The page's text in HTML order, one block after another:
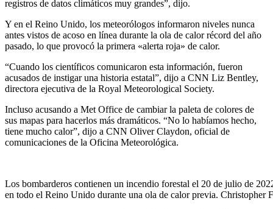
registros de datos climáticos muy grandes”, dijo.
Y en el Reino Unido, los meteorólogos informaron niveles nunca
antes vistos de acoso en línea durante la ola de calor récord del año
pasado, lo que provocó la primera «alerta roja» de calor.
“Cuando los científicos comunicaron esta información, fueron
acusados ​​de instigar una historia estatal”, dijo a CNN Liz Bentley,
directora ejecutiva de la Royal Meteorological Society.
Incluso acusando a Met Office de cambiar la paleta de colores de
sus mapas para hacerlos más dramáticos. “No lo habíamos hecho,
tiene mucho calor”, dijo a CNN Oliver Claydon, oficial de
comunicaciones de la Oficina Meteorológica.
Los bombarderos contienen un incendio forestal el 20 de julio de
en todo el Reino Unido durante una ola de calor previa. Christopher